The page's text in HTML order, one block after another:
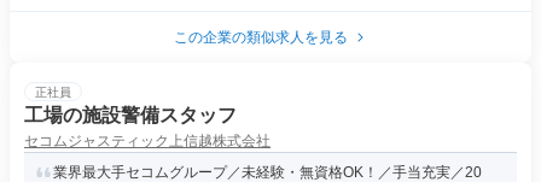
この企業の類似求人を見る
正社員
工場の施設警備スタッフ
セコムジャスティック上信越株式会社
業界最大手セコムグループ／未経験・無資格OK！／手当充実／20